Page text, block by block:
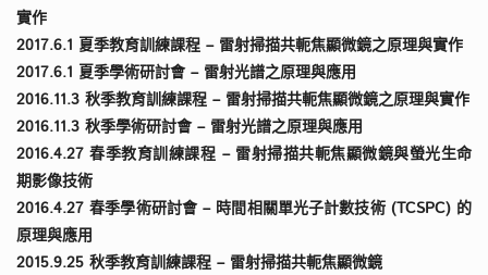
實作
2017.6.1 夏季教育訓練課程 – 雷射掃描共軛焦顯微鏡之原理與實作
2017.6.1 夏季學術研討會 – 雷射光譜之原理與應用
2016.11.3 秋季教育訓練課程 – 雷射掃描共軛焦顯微鏡之原理與實作
2016.11.3 秋季學術研討會 – 雷射光譜之原理與應用
2016.4.27 春季教育訓練課程 – 雷射掃描共軛焦顯微鏡與螢光生命
期影像技術
2016.4.27 春季學術研討會 – 時間相關單光子計數技術 (TCSPC) 的
原理與應用
2015.9.25 秋季教育訓練課程 – 雷射掃描共軛焦顯微鏡